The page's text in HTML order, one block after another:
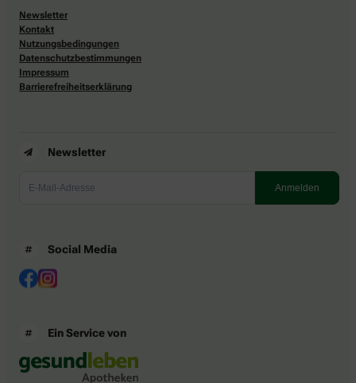
Newsletter
Kontakt
Nutzungsbedingungen
Datenschutzbestimmungen
Impressum
Barrierefreiheitserklärung
Newsletter
Social Media
Ein Service von